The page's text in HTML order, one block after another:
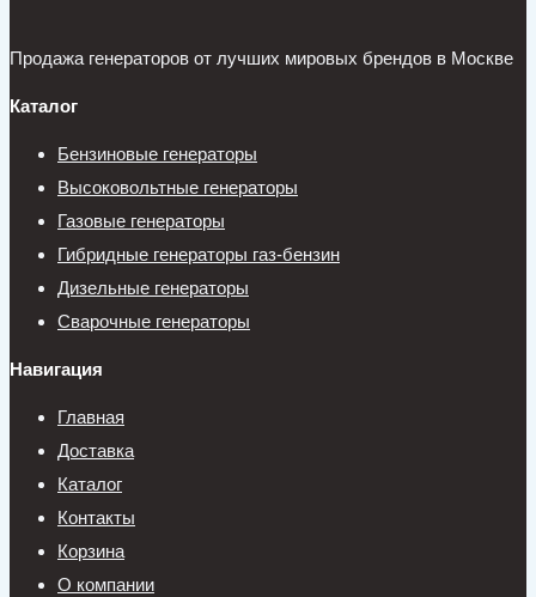
Продажа генераторов от лучших мировых брендов в Москве
Каталог
Бензиновые генераторы
Высоковольтные генераторы
Газовые генераторы
Гибридные генераторы газ-бензин
Дизельные генераторы
Сварочные генераторы
Навигация
Главная
Доставка
Каталог
Контакты
Корзина
О компании